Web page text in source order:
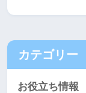
カテゴリー
お役立ち情報